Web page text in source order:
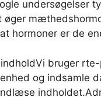
undersøgelser
øger
hormoner er de
Vi bruger
og indsamle
indholdet.